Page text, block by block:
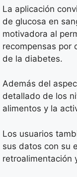
La aplicación
de glucosa en
motivadora al
recompensas por
de la diabetes.
Además del
detallado de los
alimentos y la
Los usuarios
sus datos con su
retroalimentación